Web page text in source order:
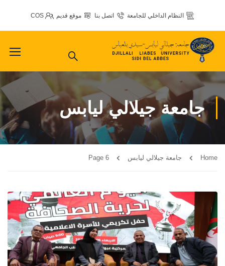
النظام الداخلي للجامعة اتصل بنا موقع قديم COS
جامعة جيلالي ليابس
Home جامعة جيلالي ليابس Page 6